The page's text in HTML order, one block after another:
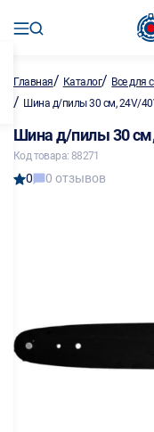
Главная/ Каталог/ Все для
/ Шина д/пилы 30 см, 24V/
Шина д/пилы 30
Код товара: 88271
0 0 отзывов